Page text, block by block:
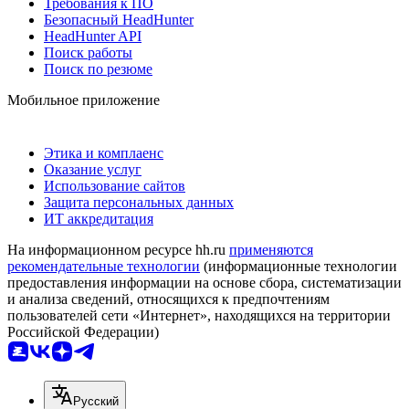
Безопасный HeadHunter
HeadHunter API
Поиск работы
Поиск по резюме
Мобильное приложение
Этика и комплаенс
Оказание услуг
Использование сайтов
Защита персональных данных
ИТ аккредитация
На информационном ресурсе hh.ru применяются
рекомендательные технологии (информационные технологии
предоставления информации на основе сбора, систематизации
и анализа сведений, относящихся к предпочтениям
пользователей сети «Интернет», находящихся на территории
Российской Федерации)
Русский